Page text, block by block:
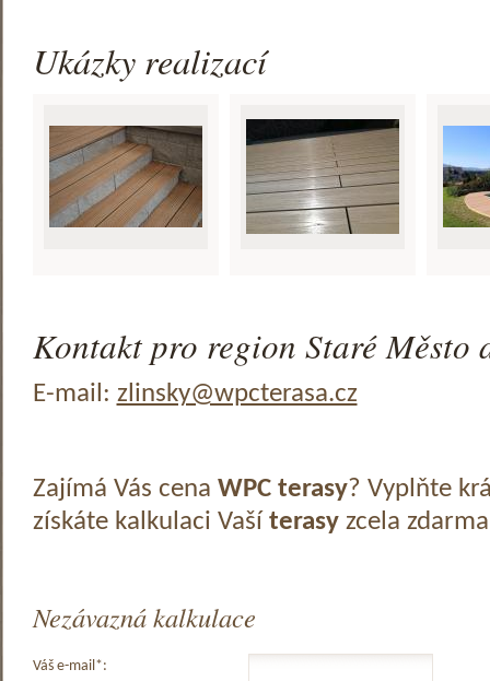
Ukázky realizací
Kontakt pro region Staré Město
E-mail: zlinsky@wpcterasa.cz
Zajímá Vás cena WPC terasy? Vyplňte
získáte kalkulaci Vaší terasyzcela
Nezávazná kalkulace
Váš e-mail*: